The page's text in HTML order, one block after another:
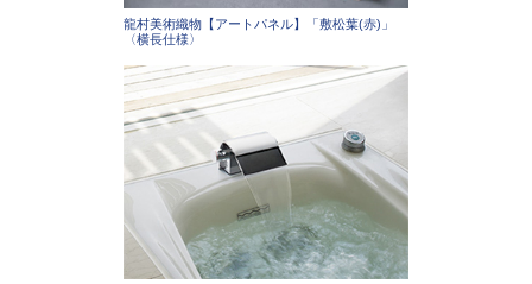
龍村美術織物【アートパネル】「敷松葉(赤)」
〈横長仕様〉